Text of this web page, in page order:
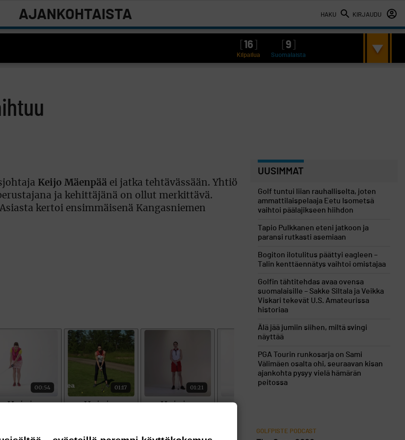
HAKU KIRJAUDU
AJANKOHTAISTA
16 9
Kilpailua Suomalaista
Keijo Mäenpää ei jatka tehtävässään. Yhtiö
ja kehittäjänä on ollut merkittävä.
kertoi ensimmäisenä Kangasniemen
UUSIMMAT
Golf tuntui liian rauhalliselta, joten
ammattilaispelaaja Eetu Isometsä
vaihtoi päälajikseen hiihdon
Tapio Pulkkanen eteni jatkoon ja
paransi rutkasti asemiaan
Bogiton ilotulitus päättyi eagleen –
Talin kenttäennätys vaihtoi omistajaa
Golfin tähtitehdas avaa ovensa
suomalaisille – Sakke Siltala ja Veikka
Viskari tekevät U.S. Amateurissa
historiaa
Älä jää jumiin siihen, miltä svingi
näyttää
PGA Tourin runkosarja on Sami
Välimäen osalta ohi, seuraavan kisan
ajankohta pysyy vielä hämärän
peitossa
GOLFPISTE PODCAST